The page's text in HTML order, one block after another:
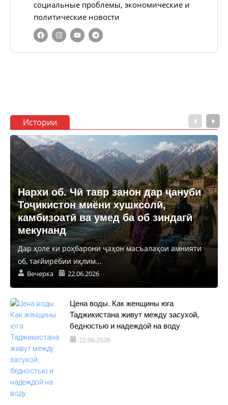
социальные проблемы, экономические и
политические новости
Истории
Нархи об. Чӣ тавр занон дар ҷануби
Тоҷикистон миёни хушксолӣ,
камбизоатӣ ва умед ба об зиндагӣ
мекунанд
Дар ҳоле ки роҳбарони ҷаҳон масъалаҳои амнияти
об, тағйирёбии иқлим...
Вечерка 22.06.2026
Цена воды. Как женщины юга
Таджикистана живут между засухой,
бедностью и надеждой на воду
22.06.2026